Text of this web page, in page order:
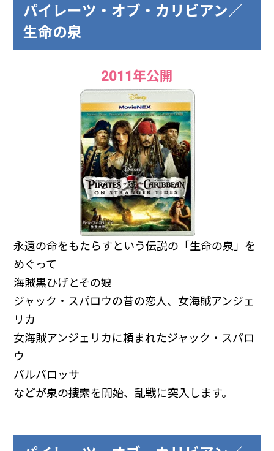
パイレーツ・オブ・カリビアン／
生命の泉
2011年公開
永遠の命をもたらすという伝説の「生命の泉」を
めぐって
海賊黒ひげとその娘
ジャック・スパロウの昔の恋人、女海賊アンジェ
リカ
女海賊アンジェリカに頼まれたジャック・スパロ
ウ
バルバロッサ
などが泉の捜索を開始、乱戦に突入します。